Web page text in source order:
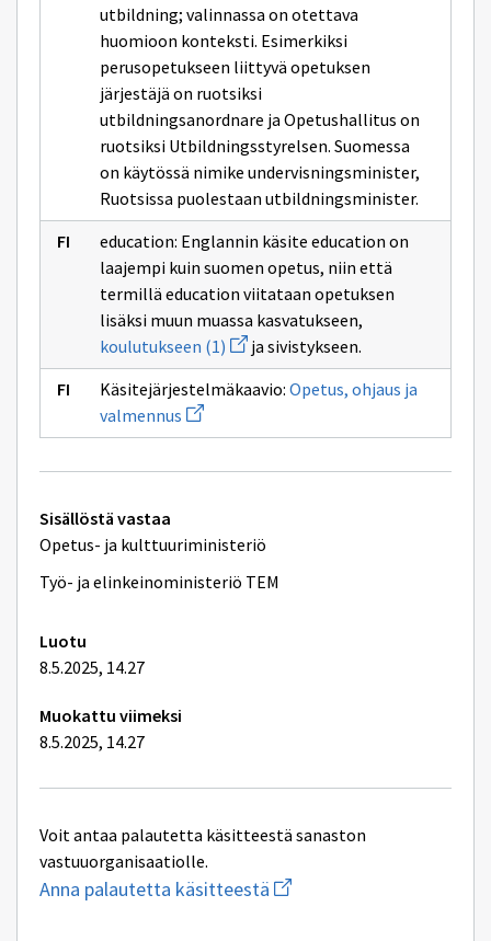
utbildning; valinnassa on otettava
huomioon konteksti. Esimerkiksi
perusopetukseen liittyvä opetuksen
järjestäjä on ruotsiksi
utbildningsanordnare ja Opetushallitus on
ruotsiksi Utbildningsstyrelsen. Suomessa
on käytössä nimike undervisningsminister,
Ruotsissa puolestaan utbildningsminister.
education: Englannin käsite education on
laajempi kuin suomen opetus, niin että
termillä education viitataan opetuksen
lisäksi muun muassa kasvatukseen,
koulutukseen (1) Avaa
uuden
ikkunan
sivulle
ja sivistykseen.
Käsitejärjestelmäkaavio: Opetus, ohjaus ja
valmennus Avaa
uuden
ikkunan
Tekniset
lisätiedot
Sisällöstä vastaa
Opetus- ja kulttuuriministeriö
Työ- ja elinkeinoministeriö TEM
Luotu
8.5.2025, 14.27
Muokattu viimeksi
8.5.2025, 14.27
Voit antaa palautetta käsitteestä sanaston
vastuuorganisaatiolle.
Anna palautetta käsitteestä Aloita
uuden